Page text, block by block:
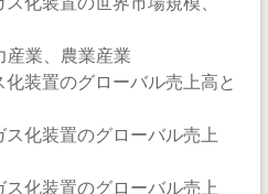
産業、農業産業
化装置のグローバル売上高と
化装置のグローバル売上
化装置のグローバル売上